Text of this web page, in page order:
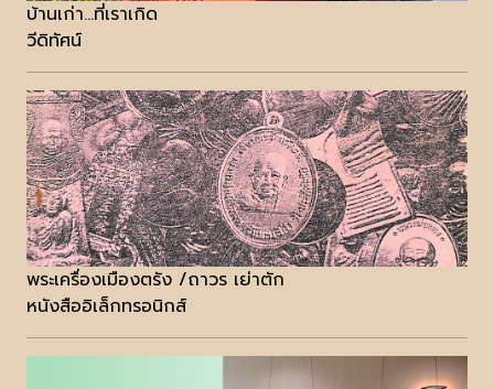
บ้านเก่า...ที่เราเกิด
วีดิทัศน์
พระเครื่องเมืองตรัง /ถาวร เย่าตัก
หนังสืออิเล็กทรอนิกส์